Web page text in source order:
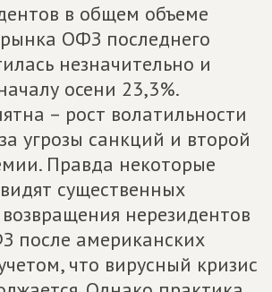
в общем объеме
рынка ОФЗ последнего
незначительно и
осени 23,3%.
– рост волатильности
угрозы санкций и второй
Правда некоторые
существенных
нерезидентов
после американских
что вирусный кризис